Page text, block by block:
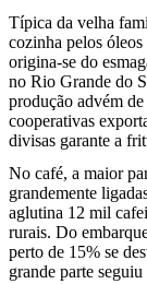
Típica da velha
cozinha pelos
origina-se do
no Rio Grande do
produção advém
cooperativas
divisas garante a
No café, a maior
grandemente
aglutina 12 mil
rurais. Do
perto de 15% se
grande parte